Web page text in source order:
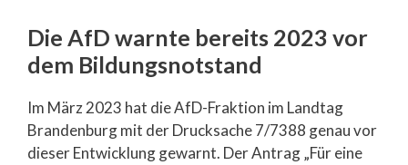
Die AfD warnte bereits 2023 vor
dem Bildungsnotstand
Im März 2023 hat die AfD-Fraktion im Landtag
Brandenburg mit der Drucksache 7/7388 genau vor
dieser Entwicklung gewarnt. Der Antrag „Für eine